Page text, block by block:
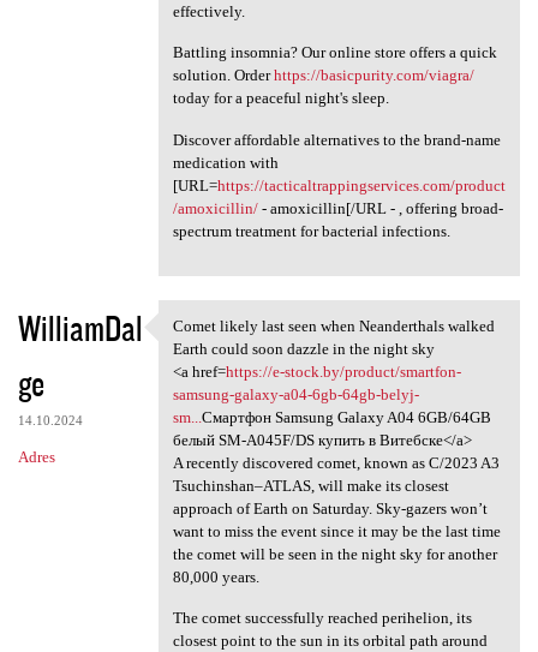
effectively.
Battling insomnia? Our online store offers a quick
solution. Orderhttps://basicpurity.com/viagra/
today for a peaceful night's sleep.
Discover affordable alternatives to the brand-name
medication with
[URL=https://tacticaltrappingservices.com/product
/amoxicillin/- amoxicillin[/URL - , offering broad-
spectrum treatment for bacterial infections.
WilliamDal
ge
14.10.2024
Adres
Comet likely last seen when
Comet likely last seen when Neanderthals walked
Earth could soon dazzle in the night sky
<a href=https://e-stock.by/product/smartfon-
samsung-galaxy-a04-6gb-64gb-belyj-
sm... Смартфон Samsung Galaxy A04 6GB/64GB
белый SM-A045F/DS купить в Витебске</a>
A recently discovered comet, known as C/2023 A3
Tsuchinshan–ATLAS, will make its closest
approach of Earth on Saturday. Sky-gazers won’t
want to miss the event since it may be the last time
the comet will be seen in the night sky for another
80,000 years.
The comet successfully reached perihelion, its
closest point to the sun in its orbital path around